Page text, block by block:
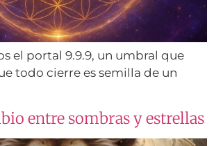
el portal 9.9.9, un umbral que
todo cierre es semilla de un
entre sombras y estrellas